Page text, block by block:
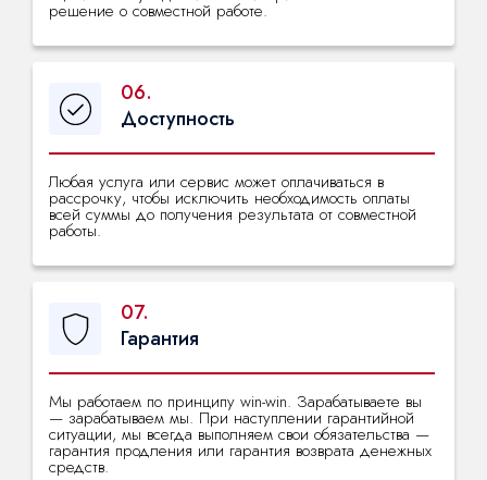
решение о совместной работе.
06.
Любая услуга или сервис может оплачиваться в
рассрочку, чтобы исключить необходимость оплаты
всей суммы до получения результата от совместной
работы.
Доступность
07.
Мы работаем по принципу win-win. Зарабатываете вы
— зарабатываем мы. При наступлении гарантийной
ситуации, мы всегда выполняем свои обязательства —
гарантия продления или гарантия возврата денежных
средств.
Гарантия